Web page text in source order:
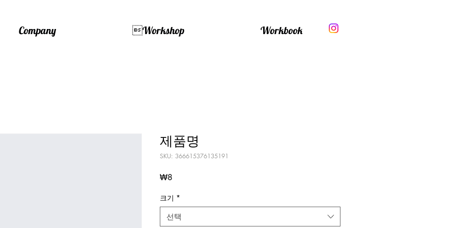
Company Workshop Workbook
제품명
SKU: 366615376135191
₩8
크기 *
선택